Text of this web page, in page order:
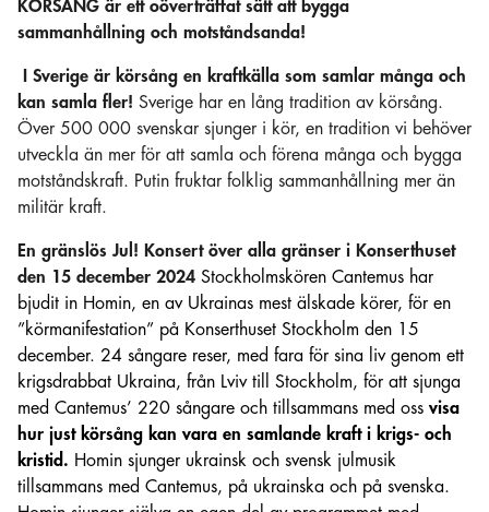
KÖRSÅNG är ett oöverträffat sätt att bygga
sammanhållning och motståndsanda!
I Sverige är körsång en kraftkälla som samlar många och
kan samla fler! Sverige har en lång tradition av körsång.
Över 500 000 svenskar sjunger i kör, en tradition vi behöver
utveckla än mer för att samla och förena många och bygga
motståndskraft. Putin fruktar folklig sammanhållning mer än
militär kraft.
En gränslös Jul! Konsert över alla gränser i Konserthuset
den 15 december 2024 Stockholmskören Cantemus har
bjudit in Homin, en av Ukrainas mest älskade körer, för en
”körmanifestation” på Konserthuset Stockholm den 15
december. 24 sångare reser, med fara för sina liv genom ett
krigsdrabbat Ukraina, från Lviv till Stockholm, för att sjunga
med Cantemus’ 220 sångare och tillsammans med ossvisa
hur just körsång kan vara en samlande kraft i krigs- och
kristid. Homin sjunger ukrainsk och svensk julmusik
tillsammans med Cantemus, på ukrainska och på svenska.